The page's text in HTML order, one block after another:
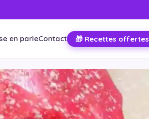
en parleContact 🎁 Recettes offertes